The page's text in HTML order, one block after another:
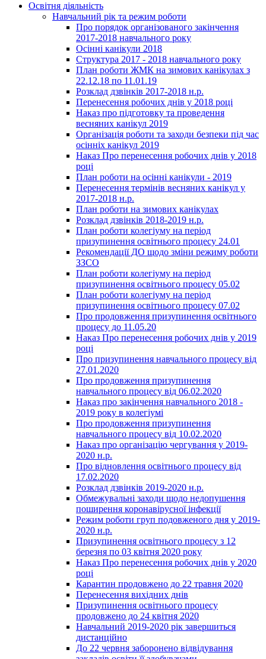
Освітня діяльність
Навчальний рік та режим роботи
Про порядок організованого закінчення
2017-2018 навчального року
Осінні канікули 2018
Структура 2017 - 2018 навчального року
План роботи ЖМК на зимових канікулах з
22.12.18 по 11.01.19
Розклад дзвінків 2017-2018 н.р.
Перенесення робочих днів у 2018 році
Наказ про підготовку та проведення
весняних канікул 2019
Організація роботи та заходи безпеки під час
осінніх канікул 2019
Наказ Про перенесення робочих днів у 2018
році
План роботи на осінні канікули - 2019
Перенесення термінів весняних канікул у
2017-2018 н.р.
План роботи на зимових канікулах
Розклад дзвінків 2018-2019 н.р.
План роботи колегіуму на період
призупинення освітнього процесу 24.01
Рекомендації ДО щодо зміни режиму роботи
ЗЗСО
План роботи колегіуму на період
призупинення освітнього процесу 05.02
План роботи колегіуму на період
призупинення освітнього процесу 07.02
Про продовження призупинення освітнього
процесу до 11.05.20
Наказ Про перенесення робочих днів у 2019
році
Про призупинення навчального процесу від
27.01.2020
Про продовження призупинення
навчального процесу від 06.02.2020
Наказ про закінчення навчального 2018 -
2019 року в колегіумі
Про продовження призупинення
навчального процесу від 10.02.2020
Наказ про організацію чергування у 2019-
2020 н.р.
Про відновлення освітнього процесу від
17.02.2020
Розклад дзвінків 2019-2020 н.р.
Обмежувальні заходи щодо недопушення
поширення коронавірусної інфекції
Режим роботи груп подовженого дня у 2019-
2020 н.р.
Призупинення освітнього процесу з 12
березня по 03 квітня 2020 року
Наказ Про перенесення робочих днів у 2020
році
Карантин продовжено до 22 травня 2020
Перенесення вихідних днів
Призупинення освітнього процесу
продовжено до 24 квітня 2020
Навчальний 2019-2020 рік завершиться
дистанційно
До 22 червня заборонено відвідування